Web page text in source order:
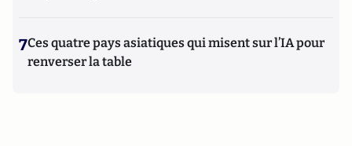
7Ces quatre pays asiatiques qui misent sur l’IA pour
renverser la table